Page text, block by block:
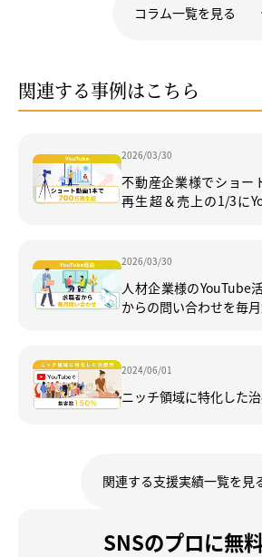
コラム一覧を見る
関連する事例はこちら
2026/03/30
不動産企業様でショー
再生超＆売上の1/3に
2026/03/30
人材企業様のYouTube
からの問い合わせを毎
2024/06/01
ニッチ領域に特化した
関連する支援実績一覧を見
SNSのプロに無